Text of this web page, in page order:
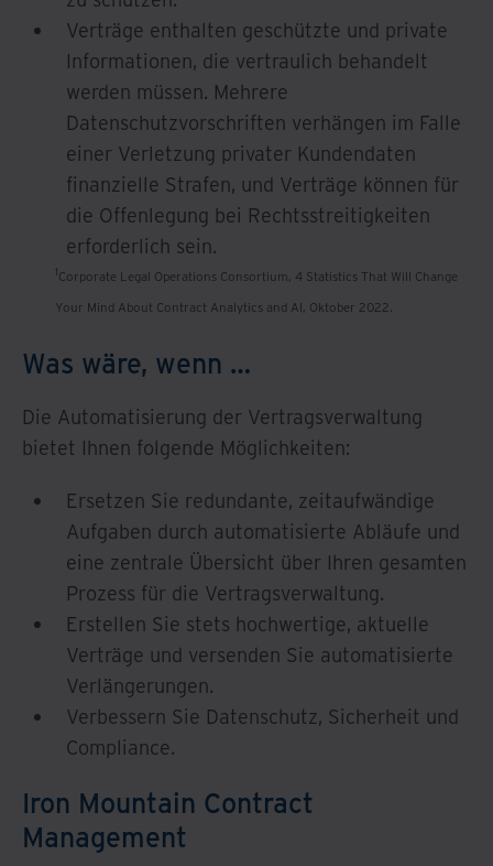
Verträge enthalten geschützte und private
Informationen, die vertraulich behandelt
werden müssen. Mehrere
Datenschutzvorschriften verhängen im Falle
einer Verletzung privater Kundendaten
finanzielle Strafen, und Verträge können für
die Offenlegung bei Rechtsstreitigkeiten
erforderlich sein.
1Corporate Legal Operations Consortium, 4 Statistics That Will Change
Your Mind About Contract Analytics and AI, Oktober 2022.
Was wäre, wenn …
Die Automatisierung der Vertragsverwaltung
bietet Ihnen folgende Möglichkeiten:
Ersetzen Sie redundante, zeitaufwändige
Aufgaben durch automatisierte Abläufe und
eine zentrale Übersicht über Ihren gesamten
Prozess für die Vertragsverwaltung.
Erstellen Sie stets hochwertige, aktuelle
Verträge und versenden Sie automatisierte
Verlängerungen.
Verbessern Sie Datenschutz, Sicherheit und
Compliance.
Iron Mountain Contract
Management